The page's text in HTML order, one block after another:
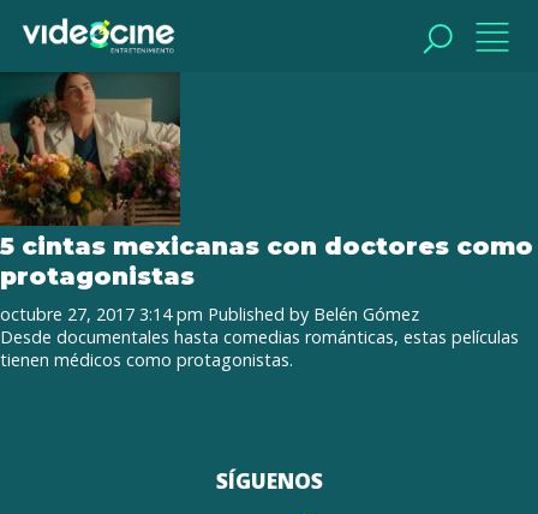
Tag Archive: doctores en el cine
5 cintas mexicanas con doctores como
protagonistas
octubre 27, 2017 3:14 pm Published by Belén Gómez
Desde documentales hasta comedias románticas, estas películas
tienen médicos como protagonistas.
SÍGUENOS